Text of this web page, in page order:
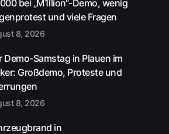
bei „M1llion“-Demo, wenig
und viele Fragen
8, 2026
Demo-Samstag in Plauen im
Großdemo, Proteste und
8, 2026
in